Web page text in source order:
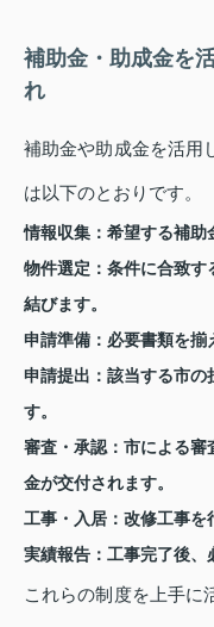
補助金・助成金を
れ
補助金や助成金を活用
は以下のとおりです。
情報収集： 希望する補助
物件選定： 条件に合致す
結びます。
申請準備： 必要書類を揃
申請提出： 該当する市の
す。
審査・承認： 市による審
金が交付されます。
工事・入居： 改修工事を
実績報告： 工事完了後、
これらの制度を上手に